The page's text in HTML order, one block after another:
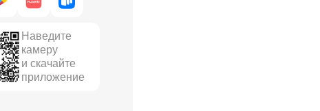
Наведите
камеру
и скачайте
приложение